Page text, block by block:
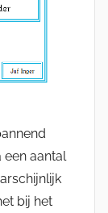
een aantal
bij het